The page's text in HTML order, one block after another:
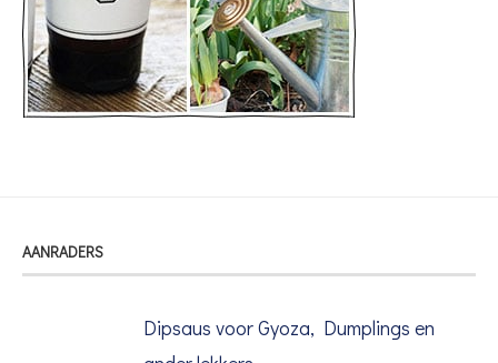
AANRADERS
Dipsaus voor Gyoza, Dumplings en